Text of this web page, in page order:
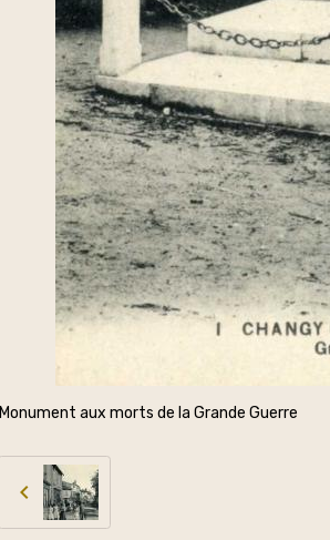
Monument aux morts de la Grande Guerre